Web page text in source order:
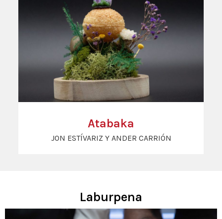
Atabaka
JON ESTÍVARIZ Y ANDER CARRIÓN
Laburpena